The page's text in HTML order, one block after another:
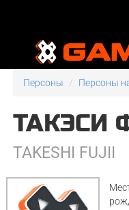
Персоны Персоны
ТАКЭСИ
TAKESHI FUJII